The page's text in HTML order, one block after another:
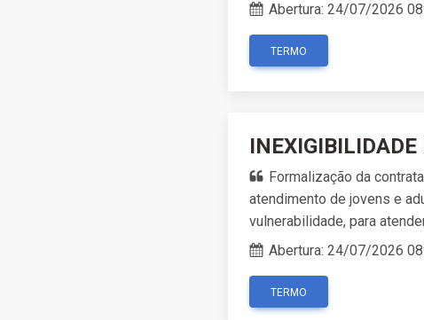
Abertura: 24/07/2026
TERMO
Formalização da
atendimento de jovens e
vulnerabilidade, para
Abertura: 24/07/2026
TERMO